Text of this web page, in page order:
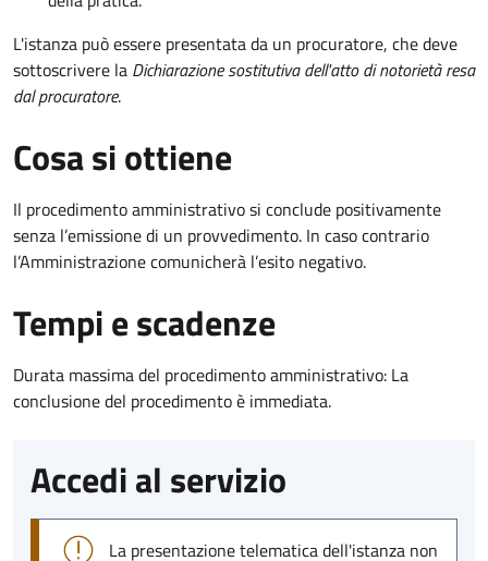
L'istanza può essere presentata da un procuratore, che deve
sottoscrivere la Dichiarazione sostitutiva dell'atto di notorietà resa
dal procuratore.
Cosa si ottiene
Il procedimento amministrativo si conclude positivamente
senza l’emissione di un provvedimento. In caso contrario
l’Amministrazione comunicherà l’esito negativo.
Tempi e scadenze
Durata massima del procedimento amministrativo: La
conclusione del procedimento è immediata.
Accedi al servizio
La presentazione telematica dell'istanza non